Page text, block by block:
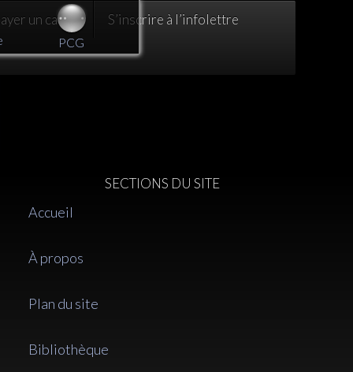
un café :) S’inscrire à l’infolettre
SECTIONS DU SITE
Accueil
À propos
Plan du site
Bibliothèque
PCG